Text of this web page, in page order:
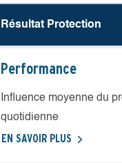
Résultat Protection
Performance
Influence moyenne du
quotidienne
EN SAVOIR PLUS